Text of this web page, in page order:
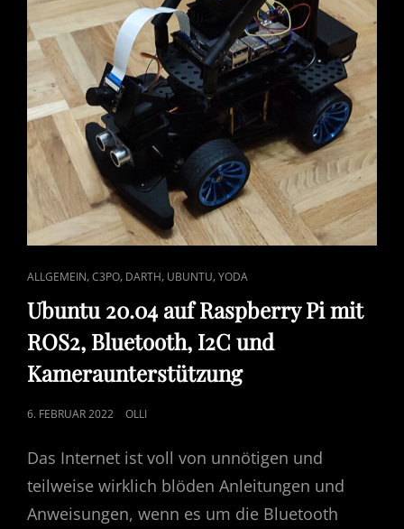
CAT
LINKS
ALLGEMEIN,C3PO, DARTH, UBUNTU,YODA
Ubuntu 20.04 auf Raspberry Pi mit
ROS2, Bluetooth, I2C und
Kameraunterstützung
POSTED
6. FEBRUAR 2022 OLLI
Das Internet ist voll von unnötigen und
teilweise wirklich blöden Anleitungen und
Anweisungen, wenn es um die Bluetooth